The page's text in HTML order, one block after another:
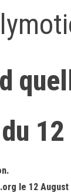
le 12 August